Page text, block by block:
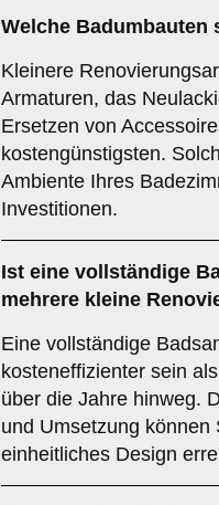
Welche
Kleinere
Armaturen, das
Ersetzen von
kostengünstigsten.
Ambiente Ihres
Investitionen.
Ist eine vollständige
mehrere kleine
Eine vollständige
kosteneffizienter sein
über die Jahre hinweg.
und Umsetzung können
einheitliches Design